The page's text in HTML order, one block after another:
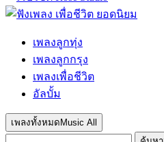
เพลงลูกทุ่ง
เพลงลูกกรุง
เพลงเพื่อชีวิต
อัลบั้ม
เพลงทั้งหมด Music All